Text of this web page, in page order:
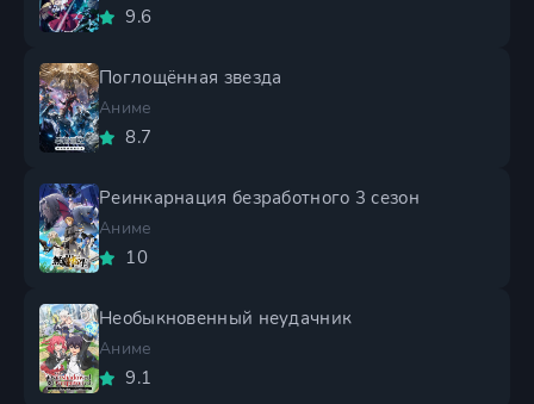
9.6
Поглощённая звезда
Аниме
8.7
Реинкарнация безработного 3 сезон
Аниме
10
Необыкновенный неудачник
Аниме
9.1